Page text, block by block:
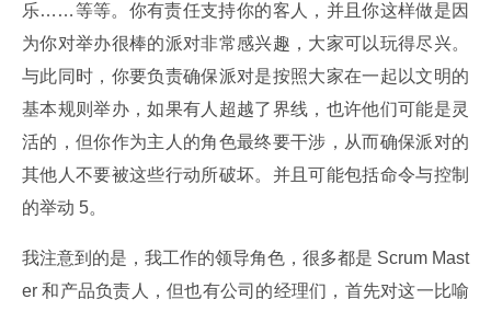
乐……等等。你有责任支持你的客人，并且你这样做是因
为你对举办很棒的派对非常感兴趣，大家可以玩得尽兴。
与此同时，你要负责确保派对是按照大家在一起以文明的
基本规则举办，如果有人超越了界线，也许他们可能是灵
活的，但你作为主人的角色最终要干涉，从而确保派对的
其他人不要被这些行动所破坏。并且可能包括命令与控制
的举动 5。
我注意到的是，我工作的领导角色，很多都是 Scrum Mast
er 和产品负责人，但也有公司的经理们，首先对这一比喻